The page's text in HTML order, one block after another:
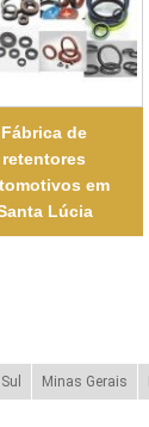
Fábrica de
retentores
em
Lúcia
Minas Gerais